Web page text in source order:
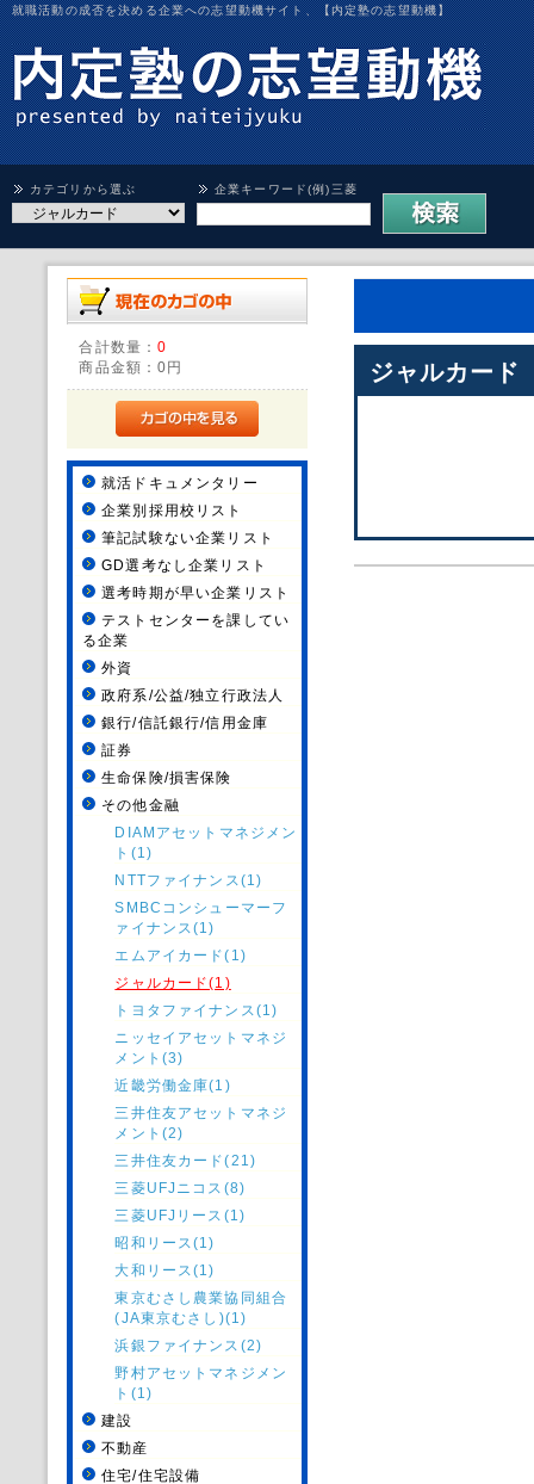
就職活動の成否を決める企業への志望動機サイト、【内定塾の志望動機】
カテゴリから選ぶ 企業キーワード(例)三菱
合計数量：0
商品金額：0円
就活ドキュメンタリー
企業別採用校リスト
筆記試験ない企業リスト
GD選考なし企業リスト
選考時期が早い企業リスト
テストセンターを課してい
る企業
外資
政府系/公益/独立行政法人
銀行/信託銀行/信用金庫
証券
生命保険/損害保険
その他金融
DIAMアセットマネジメン
ト(1)
NTTファイナンス(1)
SMBCコンシューマーフ
ァイナンス(1)
エムアイカード(1)
ジャルカード(1)
トヨタファイナンス(1)
ニッセイアセットマネジ
メント(3)
近畿労働金庫(1)
三井住友アセットマネジ
メント(2)
三井住友カード(21)
三菱UFJニコス(8)
三菱UFJリース(1)
昭和リース(1)
大和リース(1)
東京むさし農業協同組合
(JA東京むさし)(1)
浜銀ファイナンス(2)
野村アセットマネジメン
ト(1)
建設
不動産
住宅/住宅設備
ジャルカード